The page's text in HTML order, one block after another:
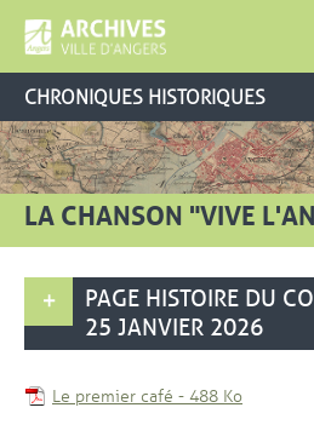
CHRONIQUES HISTORIQUES
LA CHANSON "VIVE
PAGE HISTOIRE DU
25 JANVIER 2026
Le premier café , Fichier au format
- 488 Ko, Ouvre